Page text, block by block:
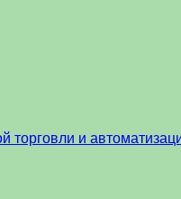
торговли и